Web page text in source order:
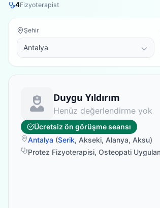
4Fizyoterapist
Şehir
Duygu Yıldırım
Fizyoterapist
Henüz değerlendirme yok
Ücretsiz ön görüşme seansı
Antalya (Serik, Akseki, Alanya, Aksu)
Protez Fizyoterapisi, Osteopati